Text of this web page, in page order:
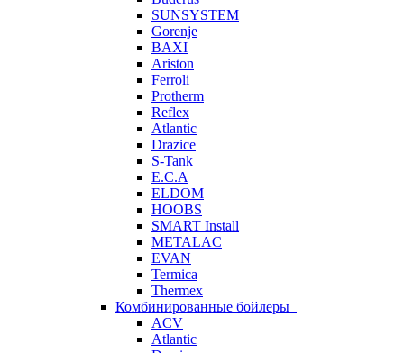
SUNSYSTEM
Gorenje
BAXI
Ariston
Ferroli
Protherm
Reflex
Atlantic
Drazice
S-Tank
E.C.A
ELDOM
HOOBS
SMART Install
METALAC
EVAN
Termica
Thermex
Комбинированные бойлеры
ACV
Atlantic